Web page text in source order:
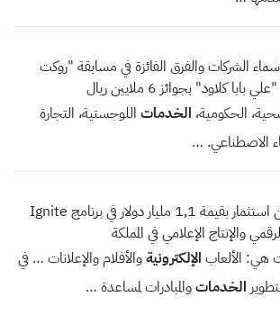
أسماء الشركات والفرق الفائزة في مسابقة "روكت
كلاود" بجوائز 6 ملايين ريال
الحكومية، الخدمات اللوجستية، التجارة
الاصطناعي. …
مؤتمر LEAP يعلن استثمار بقيمة 1,1 مليار دولار في برنامج Ignite
والإنتاج الإعلامي في المملكة
هي: الألعاب الإلكترونيةوالأفلام والإعلانات … في
الخدماتوالمبادرات لمساعدة …